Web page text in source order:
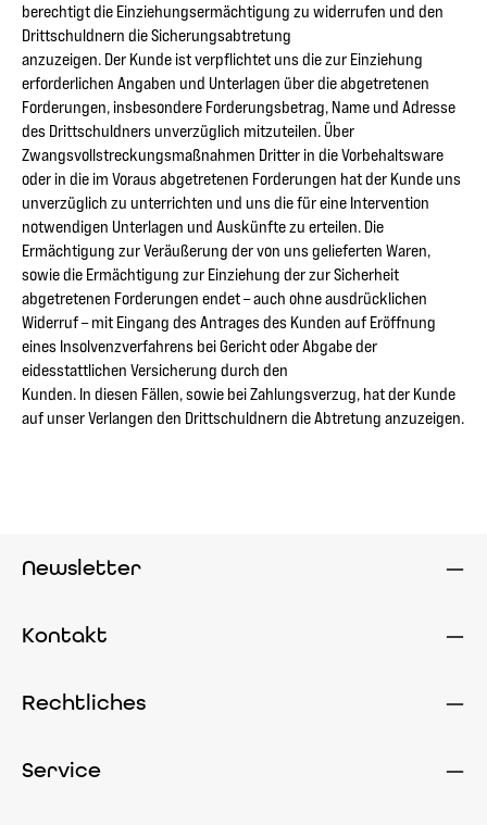
berechtigt die Einziehungsermächtigung zu widerrufen und den
Drittschuldnern die Sicherungsabtretung
anzuzeigen. Der Kunde ist verpflichtet uns die zur Einziehung
erforderlichen Angaben und Unterlagen über die abgetretenen
Forderungen, insbesondere Forderungsbetrag, Name und Adresse
des Drittschuldners unverzüglich mitzuteilen. Über
Zwangsvollstreckungsmaßnahmen Dritter in die Vorbehaltsware
oder in die im Voraus abgetretenen Forderungen hat der Kunde uns
unverzüglich zu unterrichten und uns die für eine Intervention
notwendigen Unterlagen und Auskünfte zu erteilen. Die
Ermächtigung zur Veräußerung der von uns gelieferten Waren,
sowie die Ermächtigung zur Einziehung der zur Sicherheit
abgetretenen Forderungen endet – auch ohne ausdrücklichen
Widerruf – mit Eingang des Antrages des Kunden auf Eröffnung
eines Insolvenzverfahrens bei Gericht oder Abgabe der
eidesstattlichen Versicherung durch den
Kunden. In diesen Fällen, sowie bei Zahlungsverzug, hat der Kunde
auf unser Verlangen den Drittschuldnern die Abtretung anzuzeigen.
Newsletter
Kontakt
Rechtliches
Service